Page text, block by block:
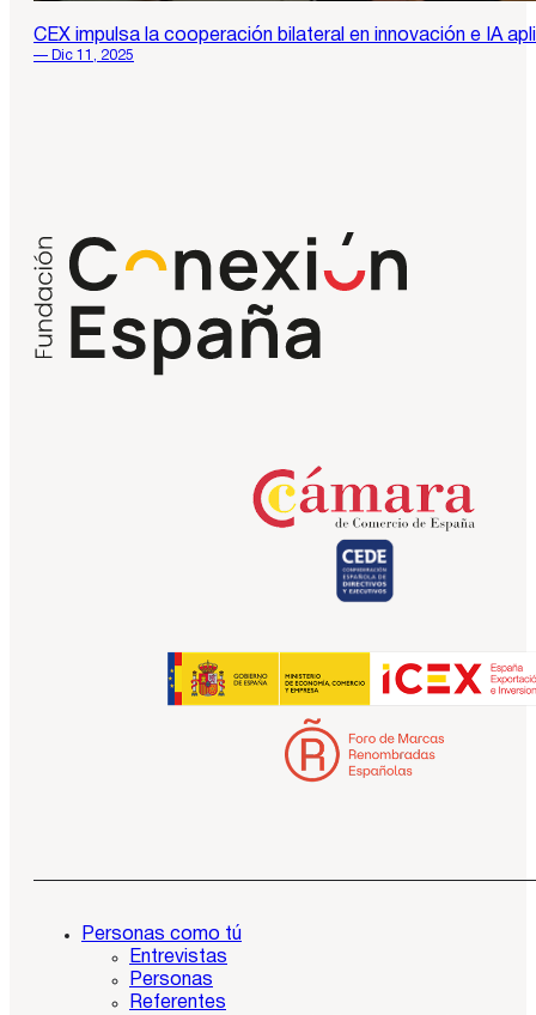
CEX impulsa la cooperación bilateral en innovación e IA
— Dic 11, 2025
Personas como tú
Entrevistas
Personas
Referentes